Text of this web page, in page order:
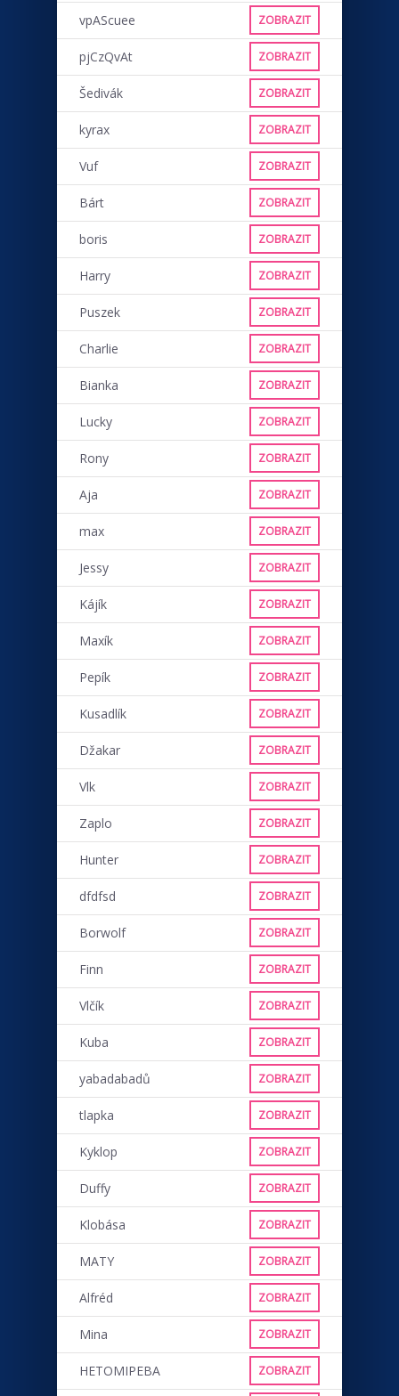
vpAScuee ZOBRAZIT
pjCzQvAt ZOBRAZIT
Šedivák ZOBRAZIT
kyrax ZOBRAZIT
Vuf ZOBRAZIT
Bárt ZOBRAZIT
boris ZOBRAZIT
Harry ZOBRAZIT
Puszek ZOBRAZIT
Charlie ZOBRAZIT
Bianka ZOBRAZIT
Lucky ZOBRAZIT
Rony ZOBRAZIT
Aja ZOBRAZIT
max ZOBRAZIT
Jessy ZOBRAZIT
Kájík ZOBRAZIT
Maxík ZOBRAZIT
Pepík ZOBRAZIT
Kusadlík ZOBRAZIT
Džakar ZOBRAZIT
Vlk ZOBRAZIT
Zaplo ZOBRAZIT
Hunter ZOBRAZIT
dfdfsd ZOBRAZIT
Borwolf ZOBRAZIT
Finn ZOBRAZIT
Vlčík ZOBRAZIT
Kuba ZOBRAZIT
yabadabadů ZOBRAZIT
tlapka ZOBRAZIT
Kyklop ZOBRAZIT
Duffy ZOBRAZIT
Klobása ZOBRAZIT
MATY ZOBRAZIT
Alfréd ZOBRAZIT
Mina ZOBRAZIT
HETOMIPEBA ZOBRAZIT